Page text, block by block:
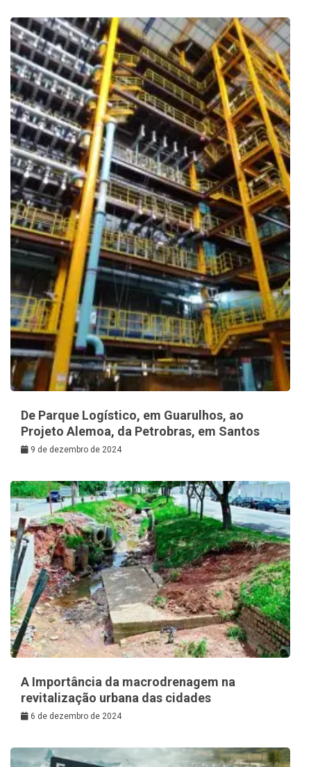
De Parque Logístico, em Guarulhos, ao
Projeto Alemoa, da Petrobras, em Santos
9 de dezembro de 2024
A Importância da macrodrenagem na
revitalização urbana das cidades
6 de dezembro de 2024